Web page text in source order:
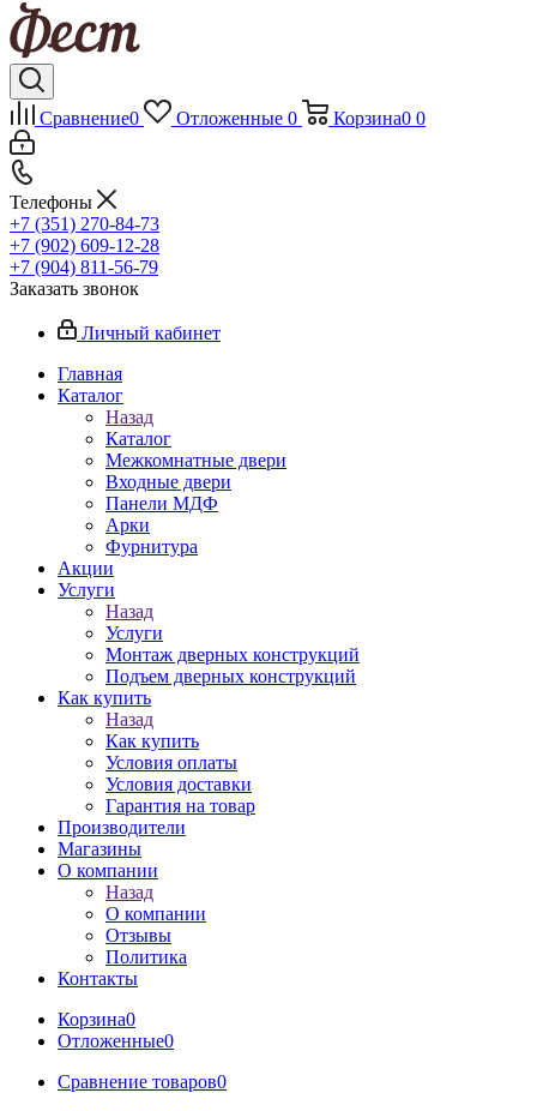
Сравнение0 Отложенные 0 Корзина0 0
Телефоны
+7 (351) 270-84-73
+7 (902) 609-12-28
+7 (904) 811-56-79
Заказать звонок
Личный кабинет
Главная
Каталог
Назад
Каталог
Межкомнатные двери
Входные двери
Панели МДФ
Арки
Фурнитура
Акции
Услуги
Назад
Услуги
Монтаж дверных конструкций
Подъем дверных конструкций
Как купить
Назад
Как купить
Условия оплаты
Условия доставки
Гарантия на товар
Производители
Магазины
О компании
Назад
О компании
Отзывы
Политика
Контакты
Корзина0
Отложенные0
Сравнение товаров0